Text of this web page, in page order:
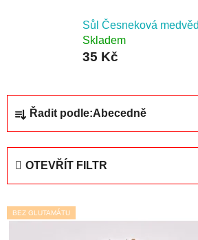
Sůl Česneková
Skladem
35 Kč
n
p
Řadit podle:Abecedně
OTEVŘÍT FILTR
V
ý
BEZ GLUTAMÁTU